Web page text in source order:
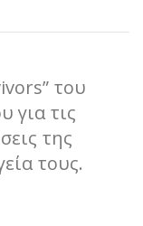
του
για τις
της
τους.